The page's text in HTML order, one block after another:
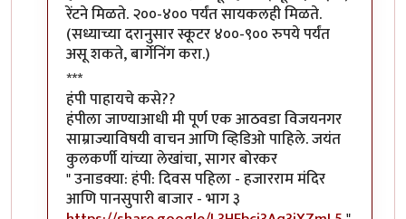
रेंटने मिळते. २००-४०० पर्यंत सायकलही मिळते.
(सध्याच्या दरानुसार स्कूटर ४००-९०० रुपये पर्यंत
असू शकते, बार्गेनिंग करा.)
***
हंपी पाहायचे कसे??
हंपीला जाण्याआधी मी पूर्ण एक आठवडा विजयनगर
साम्राज्याविषयी वाचन आणि व्हिडिओ पाहिले. जयंत
कुलकर्णी यांच्या लेखांचा, सागर बोरकर
" उनाडक्या: हंपी: दिवस पहिला - हजारराम मंदिर
आणि पानसुपारी बाजार - भाग ३